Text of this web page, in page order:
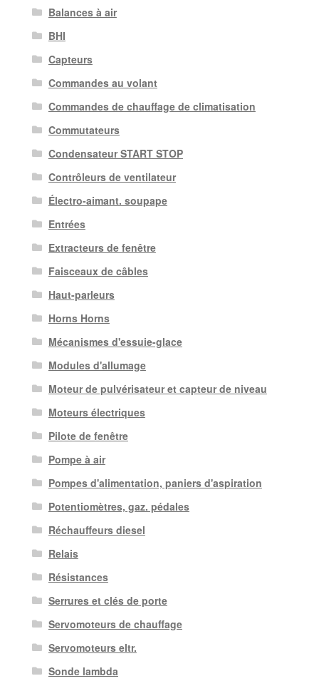
Balances à air
BHI
Capteurs
Commandes au volant
Commandes de chauffage de climatisation
Commutateurs
Condensateur START STOP
Contrôleurs de ventilateur
Électro-aimant. soupape
Entrées
Extracteurs de fenêtre
Faisceaux de câbles
Haut-parleurs
Horns Horns
Mécanismes d'essuie-glace
Modules d'allumage
Moteur de pulvérisateur et capteur de niveau
Moteurs électriques
Pilote de fenêtre
Pompe à air
Pompes d'alimentation, paniers d'aspiration
Potentiomètres, gaz. pédales
Réchauffeurs diesel
Relais
Résistances
Serrures et clés de porte
Servomoteurs de chauffage
Servomoteurs eltr.
Sonde lambda